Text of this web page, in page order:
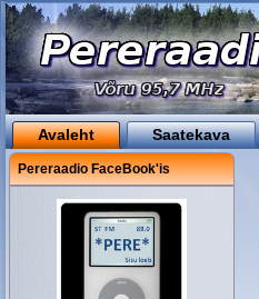
Avaleht Saatekava
Pereraadio FaceBook'is